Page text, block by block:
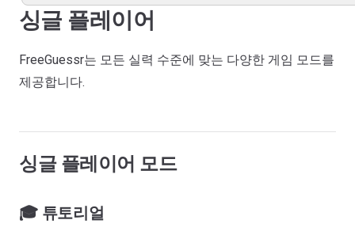
싱글 플레이어
FreeGuessr는 모든 실력 수준에 맞는 다양한 게임 모드를
제공합니다.
싱글 플레이어 모드
🎓 튜토리얼